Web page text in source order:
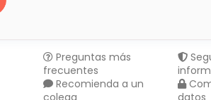
Preguntas más
frecuentes
Recomienda a un
colega
datos